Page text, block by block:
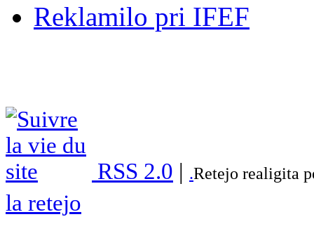
Reklamilo pri IFEF
RSS 2.0 | .Retejo realigita
la retejo